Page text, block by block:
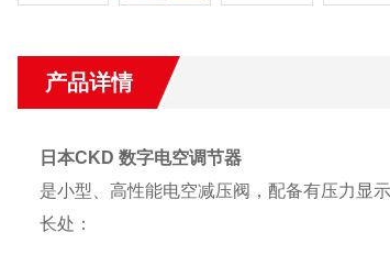
产品详情
日本CKD 数字电空调节器
是小型、高性能电空减压阀，配备有压力显
长处：